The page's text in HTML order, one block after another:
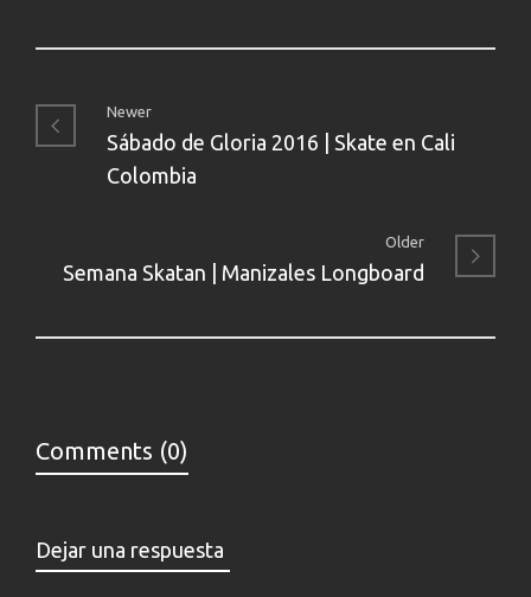
Newer
Sábado de Gloria 2016 | Skate en Cali
Colombia
Older
Semana Skatan | Manizales Longboard
Comments (0)
Dejar una respuesta